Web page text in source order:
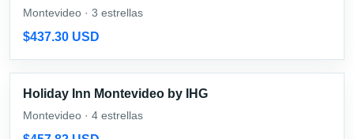
Montevideo · 3 estrellas
$437.30 USD
Holiday Inn Montevideo by IHG
Montevideo · 4 estrellas